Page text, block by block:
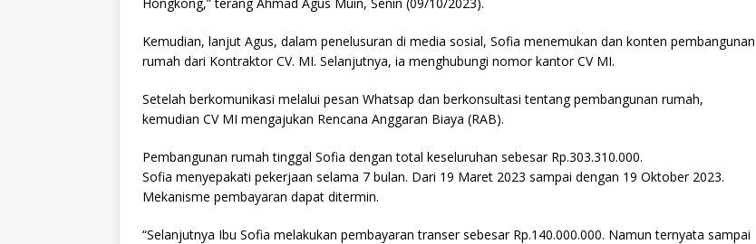
Kemudian, lanjut Agus, dalam penelusuran di media sosial, Sofia menemukan dan konten pembangunan
rumah dari Kontraktor CV. MI. Selanjutnya, ia menghubungi nomor kantor CV MI.
Setelah berkomunikasi melalui pesan Whatsap dan berkonsultasi tentang pembangunan rumah,
kemudian CV MI mengajukan Rencana Anggaran Biaya (RAB).
Pembangunan rumah tinggal Sofia dengan total keseluruhan sebesar Rp.303.310.000.
Sofia menyepakati pekerjaan selama 7 bulan. Dari 19 Maret 2023 sampai dengan 19 Oktober 2023.
Mekanisme pembayaran dapat ditermin.
“Selanjutnya Ibu Sofia melakukan pembayaran transer sebesar Rp.140.000.000. Namun ternyata sampai